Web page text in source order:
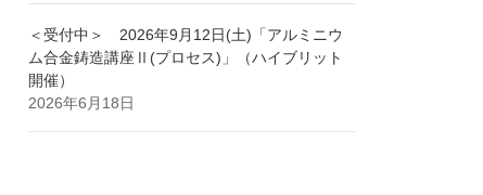
＜受付中＞ 2026年9月12日(土)「アルミニウ
ム合金鋳造講座Ⅱ(プロセス)」（ハイブリット
開催）
2026年6月18日